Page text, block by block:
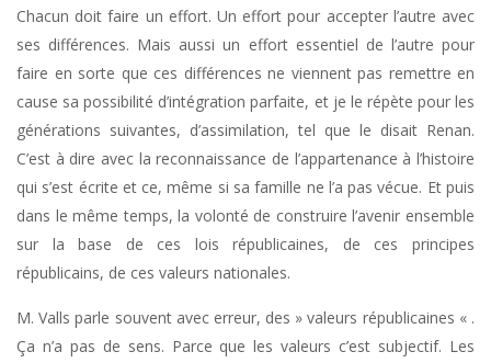
Chacun doit faire un effort. Un effort pour accepter l’autre avec
ses différences. Mais aussi un effort essentiel de l’autre pour
faire en sorte que ces différences ne viennent pas remettre en
cause sa possibilité d’intégration parfaite, et je le répète pour les
générations suivantes, d’assimilation, tel que le disait Renan.
C’est à dire avec la reconnaissance de l’appartenance à l’histoire
qui s’est écrite et ce, même si sa famille ne l’a pas vécue. Et puis
dans le même temps, la volonté de construire l’avenir ensemble
sur la base de ces lois républicaines, de ces principes
républicains, de ces valeurs nationales.
M. Valls parle souvent avec erreur, des » valeurs républicaines « .
Ça n’a pas de sens. Parce que les valeurs c’est subjectif. Les